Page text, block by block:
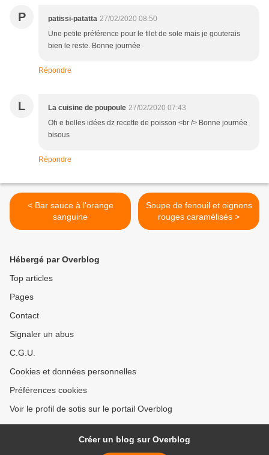
P patissi-patatta 27/02/2020 08:50
Une petite préférence pour le filet de sole mais je gouterais
bien le reste. Bonne journée
Répondre
L La cuisine de poupoule 27/02/2020 07:43
Oh e belles idées dz recette de poisson <br /> Bonne journée
bisous
Répondre
< Bar sauce à l'orange
sanguine
Soupe de fenouil et oignons
rouges caramélisés >
Hébergé par Overblog
Top articles
Pages
Contact
Signaler un abus
C.G.U.
Cookies et données personnelles
Préférences cookies
Voir le profil de sotis sur le portail Overblog
Créer un blog sur Overblog